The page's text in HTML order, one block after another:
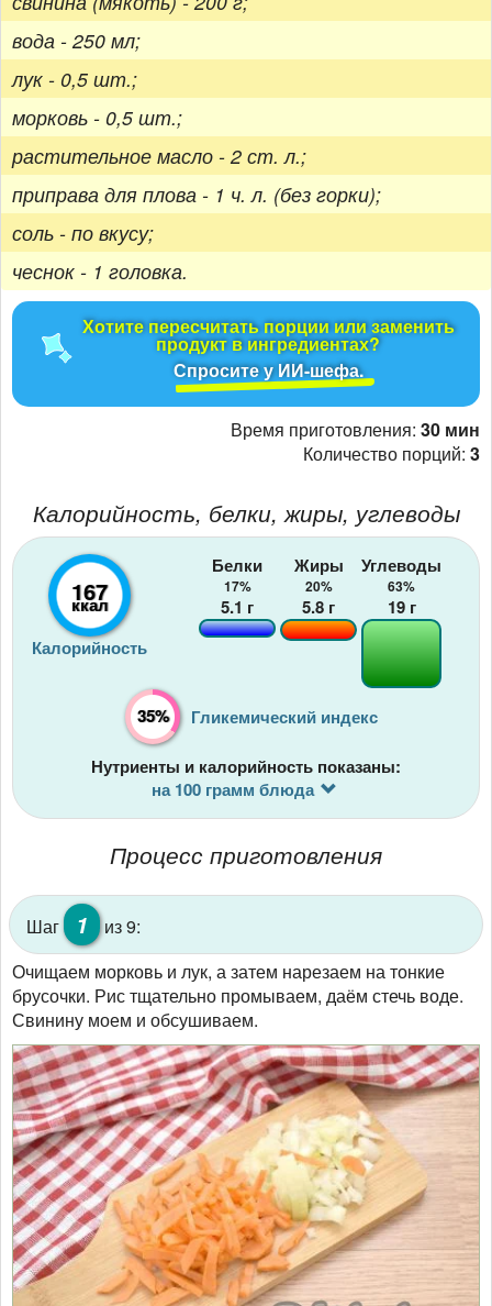
вода - 250 мл;
лук - 0,5 шт.;
морковь - 0,5 шт.;
растительное масло - 2 ст. л.;
приправа для плова - 1 ч. л. (без горки);
соль - по вкусу;
чеснок - 1 головка.
Хотите пересчитать порции или заменить
продукт в ингредиентах?
Спросите у ИИ-шефа.
Время приготовления: 30 мин
Количество порций: 3
Калорийность, белки, жиры, углеводы
167
ккал
Калорийность
Белки
17%
5.1 г
Жиры
20%
5.8 г
Углеводы
63%
19г
35% Гликемический индекс
Нутриенты и калорийность показаны:
на 100 грамм блюда
Процесс приготовления
Шаг 1
из 9:
Очищаем морковь и лук, а затем нарезаем на тонкие
брусочки. Рис тщательно промываем, даём стечь воде.
Свинину моем и обсушиваем.